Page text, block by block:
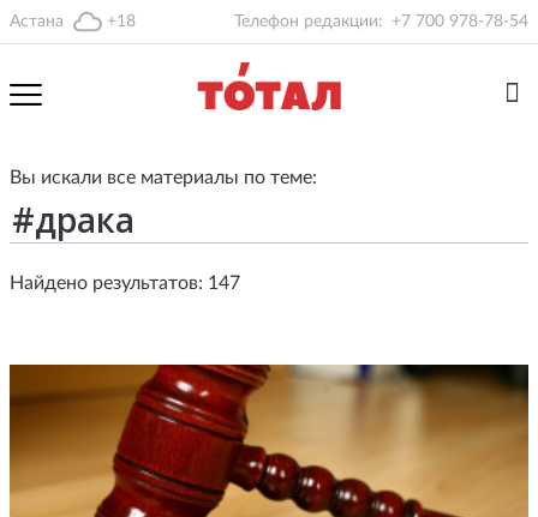
Астана +18 Телефон редакции: +7 700 978-78-54
Вы искали все материалы по теме:
Найдено результатов: 147